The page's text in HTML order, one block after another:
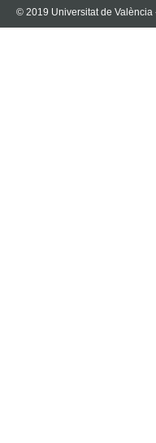
© 2019 Universitat de València